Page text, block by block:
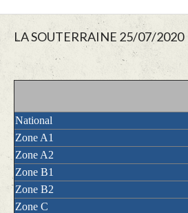
LA SOUTERRAINE 25/07/2020
National
Zone A1
Zone A2
Zone B1
Zone B2
Zone C